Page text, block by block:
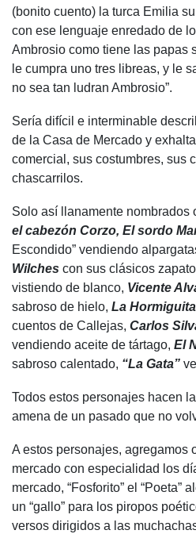
(bonito cuento) la turca Emilia
con ese lenguaje enredado de
Ambrosio como tiene las papas
le cumpra uno tres libreas, y le
no sea tan ludran Ambrosio”.
Sería difícil e interminable
de la Casa de Mercado y
comercial, sus costumbres, sus
chascarrilos.
Solo así llanamente nombrados
el cabezón Corzo, El sordo
Escondido” vendiendo
Wilches con sus clásicos
vistiendo de blanco, Vicente
sabroso de hielo, La
cuentos de Callejas, Carlos
vendiendo aceite de tártago, El
sabroso calentado, “La Gata”
Todos estos personajes hacen
amena de un pasado que no
A estos personajes, agregamos
mercado con especialidad los
mercado, “Fosforito” el “Poeta”
un “gallo” para los piropos
versos dirigidos a las